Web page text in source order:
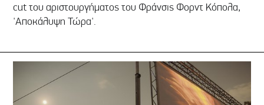
cut του αριστουργήματος του Φράνσις Φορντ Κόπολα,
'Αποκάλυψη Τώρα'.